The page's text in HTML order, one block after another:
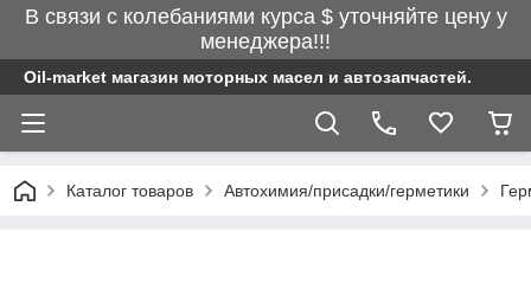
В связи с колебаниями курса $ уточняйте цену у
менеджера!!!
Oil-market магазин моторных масел и автозапчастей.
Каталог товаров Автохимия/присадки/герметики